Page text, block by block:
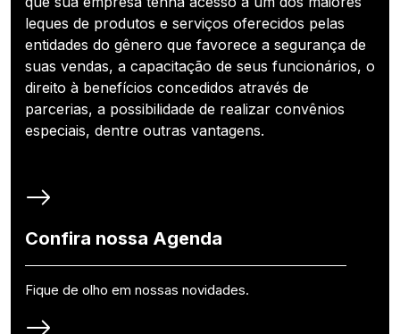
leques de produtos e serviços oferecidos pelas
entidades do gênero que favorece a segurança de
suas vendas, a capacitação de seus funcionários, o
direito à benefícios concedidos através de
parcerias, a possibilidade de realizar convênios
especiais, dentre outras vantagens.
Confira nossa Agenda
Fique de olho em nossas novidades.